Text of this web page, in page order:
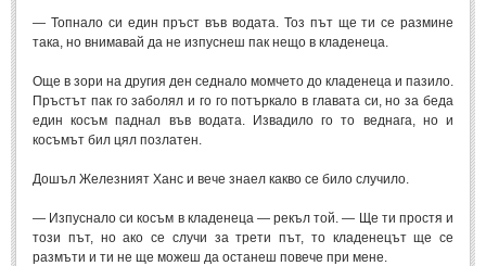
Забавно (10)
Любопитно
Отражения
Непоискани съвети (31)
— Топнало си един пръст във водата. Тоз път ще ти се размине
така, но внимавай да не изпуснеш пак нещо в кладенеца.
Още в зори на другия ден седнало момчето до кладенеца и пазило.
Пръстът пак го заболял и го го потъркало в главата си, но за беда
един косъм паднал във водата. Извадило го то веднага, но и
косъмът бил цял позлатен.
Дошъл Железният Ханс и вече знаел какво се било случило.
— Изпуснало си косъм в кладенеца — рекъл той. — Ще ти простя и
този път, но ако се случи за трети път, то кладенецът ще се
размъти и ти не ще можеш да останеш повече при мене.